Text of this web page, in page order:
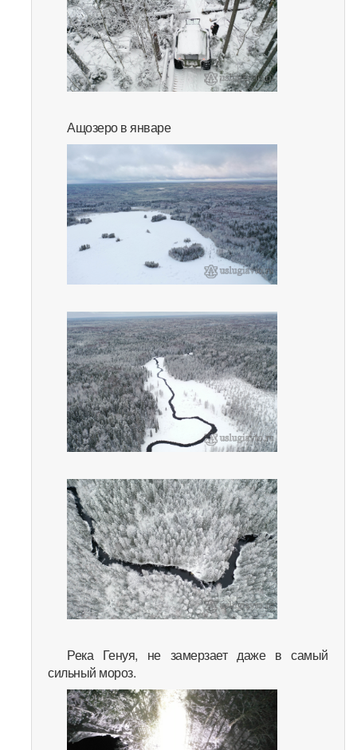
Ащозеро в январе
Река Генуя, не замерзает даже в самый
сильный мороз.